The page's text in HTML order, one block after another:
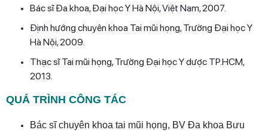
Bác sĩ Đa khoa, Đại học Y Hà Nội, Việt Nam, 2007.
Định hướng chuyên khoa Tai mũi họng, Trường Đại học Y
Hà Nội, 2009.
Thạc sĩ Tai mũi họng, Trường Đại học Y dược TP.HCM,
2013.
QUÁ TRÌNH CÔNG TÁC
Bác sĩ chuyên khoa tai mũi họng, BV Đa khoa Bưu